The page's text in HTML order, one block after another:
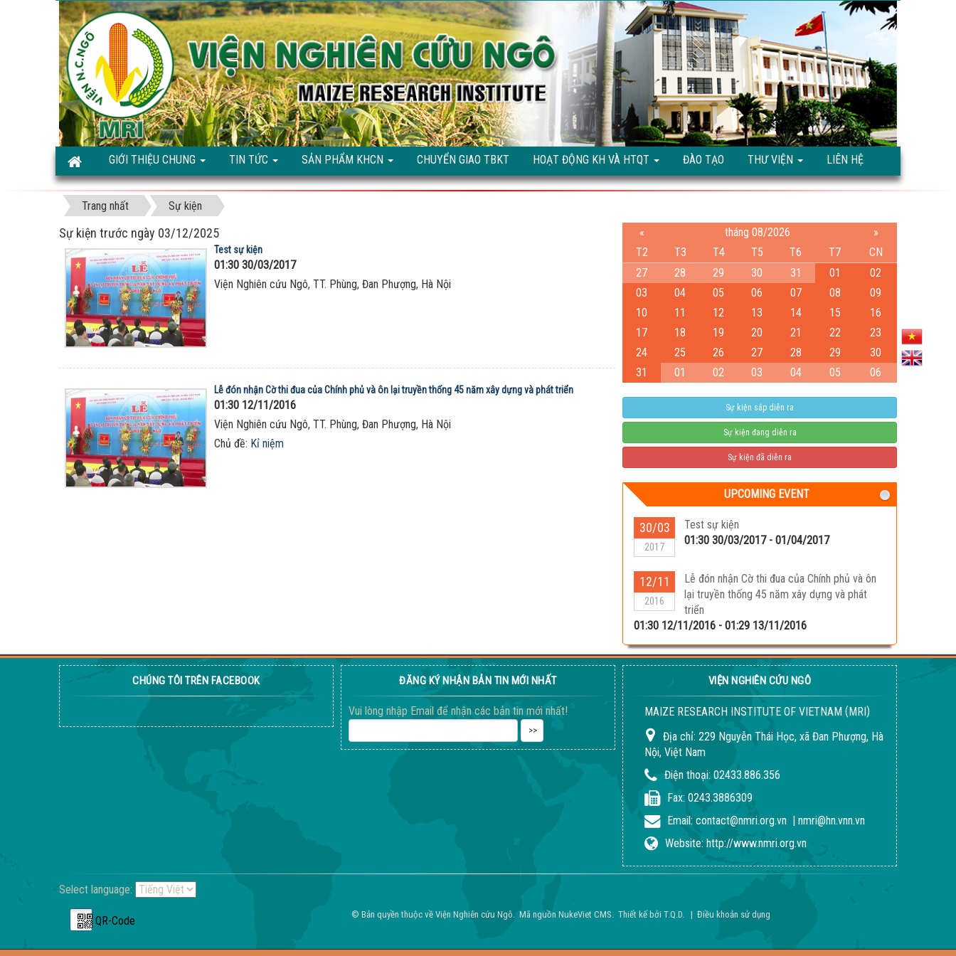
GIỚI THIỆU CHUNG TIN TỨC SẢN PHẨM KHCN CHUYỂN GIAO TBKT HOẠT ĐỘNG KH VÀ HTQT ĐÀO TẠO THƯ VIỆN LIÊN HỆ
Trang nhất Sự kiện
Sự kiện trước ngày 03/12/2025
Test sự kiện
01:30 30/03/2017
Viện Nghiên cứu Ngô, TT. Phùng, Đan Phượng, Hà Nội
Lễ đón nhận Cờ thi đua của Chính phủ và ôn lại truyền thống 45 năm xây dựng và phát triển
01:30 12/11/2016
Viện Nghiên cứu Ngô, TT. Phùng, Đan Phượng, Hà Nội
Chủ đề: Kỉ niệm
« tháng 08/2026
»
T2
T3 T4 T5 T6 T7
CN
27
28 29 30 31 01
02
03
04 05 06 07 08
09
10
11 12 13 14 15
16
17
18 19 20 21 22
23
24
25 26 27 28 29
30
31
01 02 03 04 05 06
Sự kiện sắp diễn ra
Sự kiện đang diễn ra
Sự kiện đã diễn ra
UPCOMING EVENT
30/03
2017
Test sự kiện
01:30 30/03/2017 - 01/04/2017
12/11
2016
Lễ đón nhận Cờ thi đua của Chính phủ và ôn
lại truyền thống 45 năm xây dựng và phát
triển
01:30 12/11/2016 - 01:29 13/11/2016
CHÚNG TÔI TRÊN FACEBOOK ĐĂNG KÝ NHẬN BẢN TIN MỚI NHẤT
Vui lòng nhập Email để nhận các bản tin mới nhất!
VIỆN NGHIÊN CỨU NGÔ
MAIZE RESEARCH INSTITUTE OF VIETNAM ( MRI )
Địa chỉ: 229 Nguyễn Thái Học, xã Đan Phượng, Hà
Nội, Việt Nam
Điện thoại: 02433.886.356
Fax: 0243.3886309
Email: contact@nmri.org.vn
nmri@hn.vnn.vn
Website: http://www.nmri.org.vn
Select language:
QR-Code © Bản quyền thuộc về Viện Nghiên cứu Ngô. Mã nguồn NukeViet CMS. Thiết kế bởi T.Q.D. | Điều khoản sử dụng